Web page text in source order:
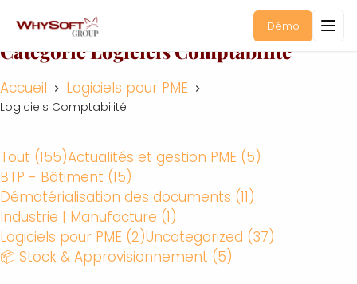
Démo
Catégorie Logiciels Comptabilité
Accueil Logiciels pour PME
Logiciels Comptabilité
Tout (155)Actualités et gestion PME (5)
BTP - Bâtiment (15)
Dématérialisation des documents (11)
Industrie | Manufacture (1)
Logiciels pour PME (2)Uncategorized (37)
📦 Stock & Approvisionnement (5)